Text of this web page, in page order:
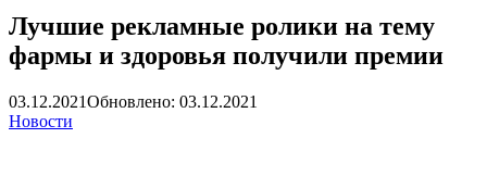
Лучшие рекламные ролики на тему
фармы и здоровья получили премии
03.12.2021Обновлено: 03.12.2021
Новости